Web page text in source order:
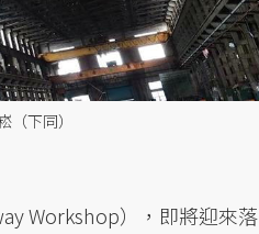
下同）
Workshop），即將迎來落